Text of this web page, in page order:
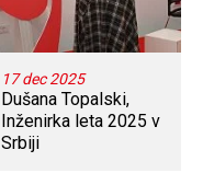
17 dec 2025
Dušana Topalski,
Inženirka leta 2025 v
Srbiji